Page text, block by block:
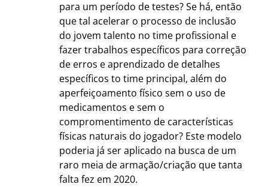
para um período de testes? Se há, então
que tal acelerar o processo de inclusão
do jovem talento no time profissional e
fazer trabalhos específicos para correção
de erros e aprendizado de detalhes
específicos to time principal, além do
aperfeiçoamento físico sem o uso de
medicamentos e sem o
compromentimento de características
físicas naturais do jogador? Este modelo
poderia já ser aplicado na busca de um
raro meia de armação/criação que tanta
falta fez em 2020.